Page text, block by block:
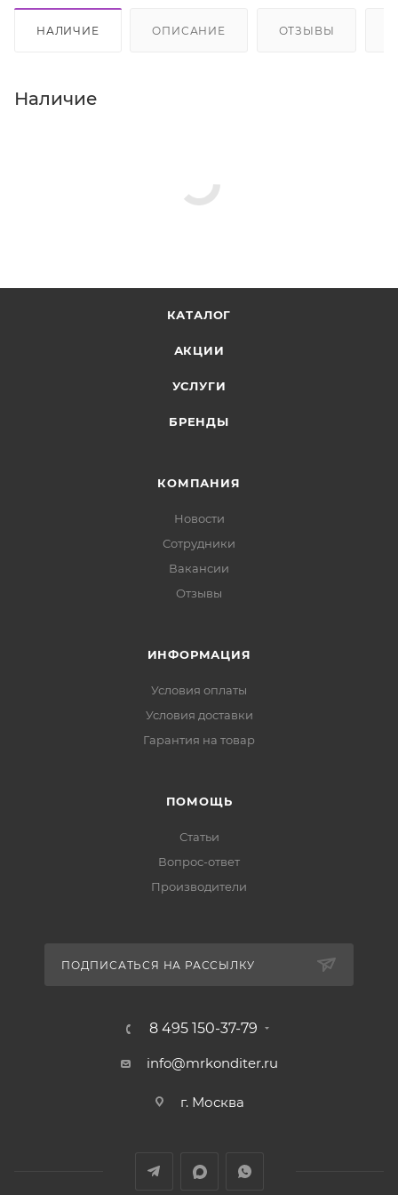
НАЛИЧИЕ ОПИСАНИЕ ОТЗЫВЫ
Наличие
КАТАЛОГ
АКЦИИ
УСЛУГИ
БРЕНДЫ
КОМПАНИЯ
Новости
Сотрудники
Вакансии
Отзывы
ИНФОРМАЦИЯ
Условия оплаты
Условия доставки
Гарантия на товар
ПОМОЩЬ
Статьи
Вопрос-ответ
Производители
ПОДПИСАТЬСЯ НА РАССЫЛКУ
8 495 150-37-79
info@mrkonditer.ru
г. Москва